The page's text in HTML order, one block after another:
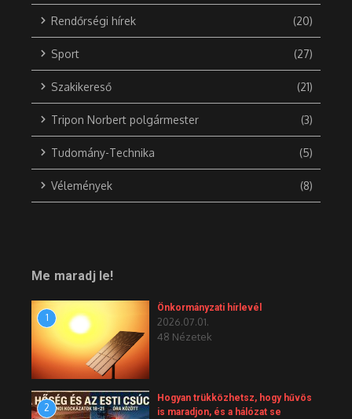
Rendőrségi hírek (20)
Sport (27)
Szakikereső (21)
Tripon Norbert polgármester (3)
Tudomány-Technika (5)
Vélemények (8)
Me maradj le!
1
Önkormányzati hírlevél
2026.07.01.
48 Nézetek
2
Hogyan trükközhetsz, hogy hűvös
is maradjon, és a hálózat se